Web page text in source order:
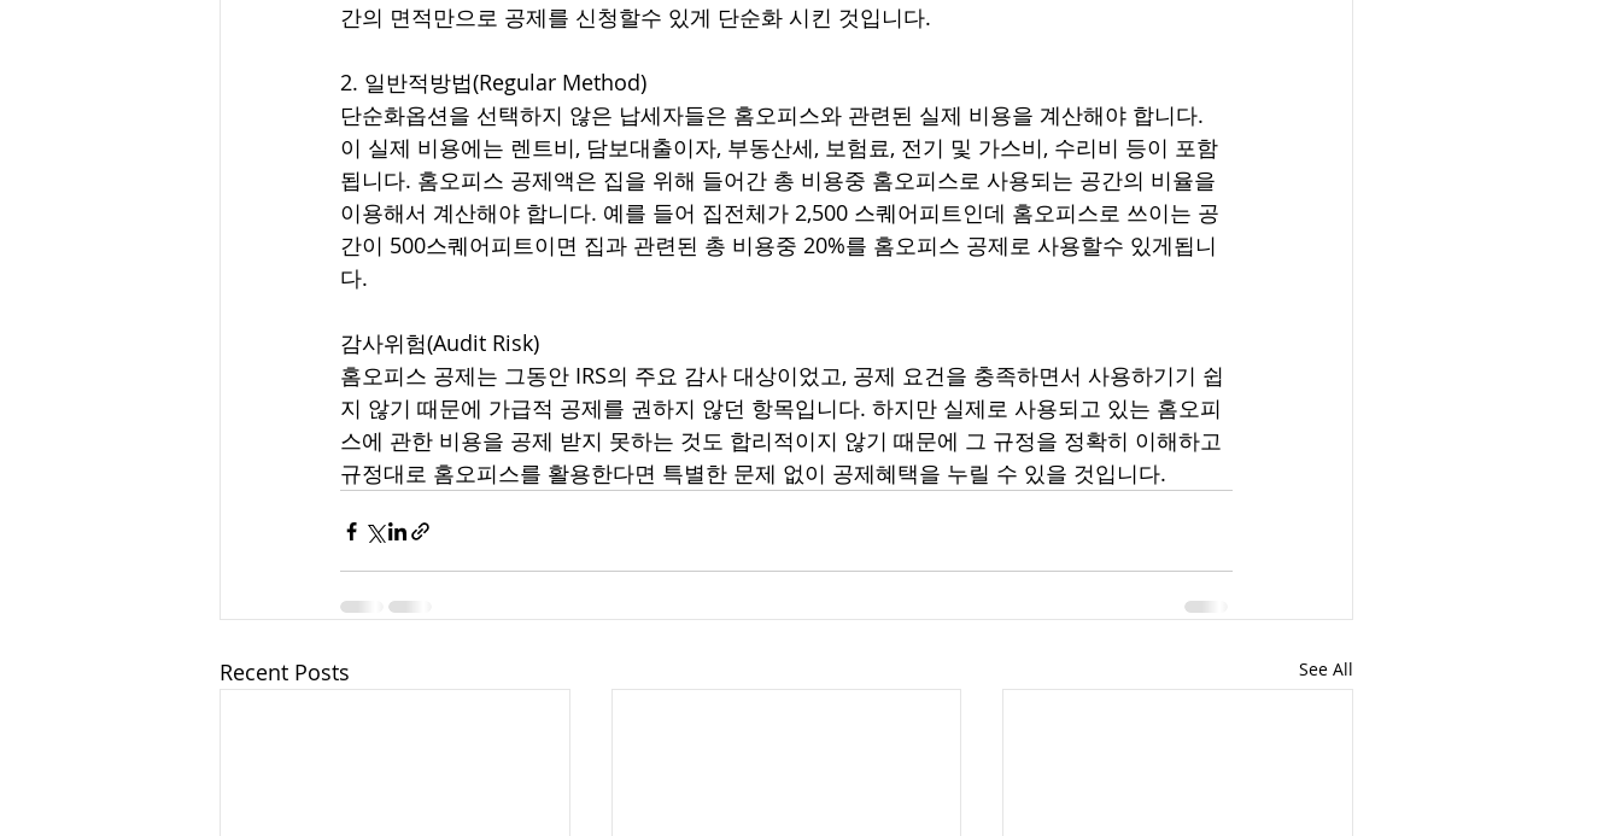
간의 면적만으로 공제를 신청할수 있게 단순화 시킨 것입니다.
2. 일반적방법(Regular Method)
단순화옵션을 선택하지 않은 납세자들은 홈오피스와 관련된 실제 비용을 계산해야 합니다.
이 실제 비용에는 렌트비, 담보대출이자, 부동산세, 보험료, 전기 및 가스비, 수리비 등이 포함
됩니다. 홈오피스 공제액은 집을 위해 들어간 총 비용중 홈오피스로 사용되는 공간의 비율을
이용해서 계산해야 합니다. 예를 들어 집전체가 2,500 스퀘어피트인데 홈오피스로 쓰이는 공
간이 500스퀘어피트이면 집과 관련된 총 비용중 20%를 홈오피스 공제로 사용할수 있게됩니
다.
감사위험(Audit Risk)
홈오피스 공제는 그동안 IRS의 주요 감사 대상이었고, 공제 요건을 충족하면서 사용하기기 쉽
지 않기 때문에 가급적 공제를 권하지 않던 항목입니다. 하지만 실제로 사용되고 있는 홈오피
스에 관한 비용을 공제 받지 못하는 것도 합리적이지 않기 때문에 그 규정을 정확히 이해하고
규정대로 홈오피스를 활용한다면 특별한 문제 없이 공제혜택을 누릴 수 있을 것입니다.
Recent Posts See All